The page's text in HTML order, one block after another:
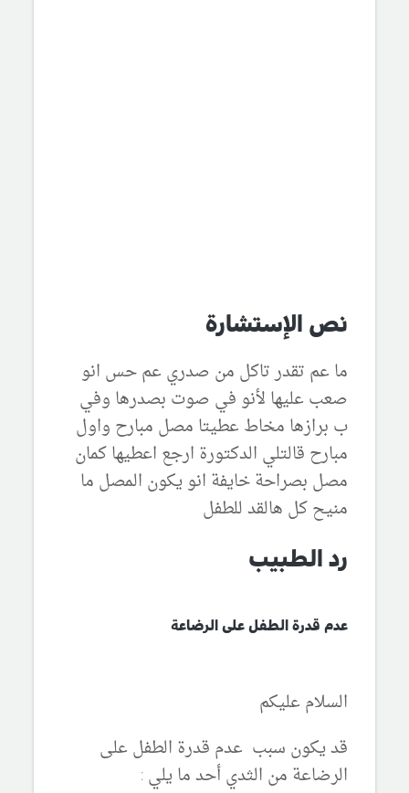
نص الإستشارة
ما عم تقدر تاكل من صدري عم حس انو
صعب عليها لأنو في صوت بصدرها وفي
ب برازها مخاط عطيتا مصل مبارح واول
مبارح قالتلي الدكتورة ارجع اعطيها كمان
مصل بصراحة خايفة انو يكون المصل ما
منيح كل هالقد للطفل
رد الطبيب
عدم قدرة الطفل على الرضاعة
السلام عليكم
قد يكون سبب عدم قدرة الطفل على
الرضاعة من الثدي أحد ما يلي :